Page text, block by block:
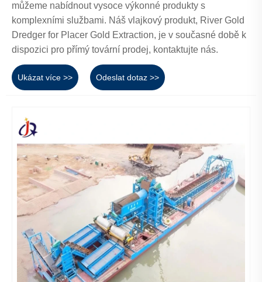
můžeme nabídnout vysoce výkonné produkty s
komplexními službami. Náš vlajkový produkt, River Gold
Dredger for Placer Gold Extraction, je v současné době k
dispozici pro přímý tovární prodej, kontaktujte nás.
Ukázat více >> Odeslat dotaz >>